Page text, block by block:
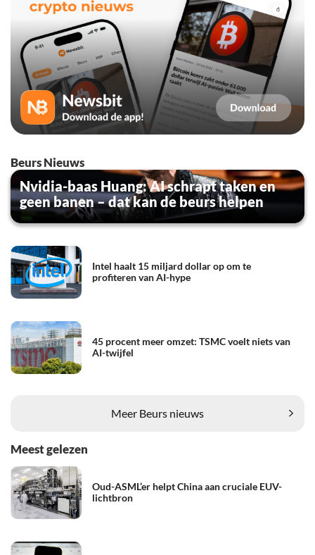
Beurs Nieuws
Nvidia-baas Huang: AI schrapt taken en
geen banen – dat kan de beurs helpen
Intel haalt 15 miljard dollar op om te
profiteren van AI-hype
45 procent meer omzet: TSMC voelt niets van
AI-twijfel
Meer Beurs nieuws
Meest gelezen
Oud-ASML’er helpt China aan cruciale EUV-
lichtbron